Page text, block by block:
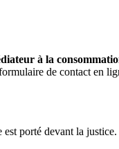
à la
de contact en
porté devant la justice.